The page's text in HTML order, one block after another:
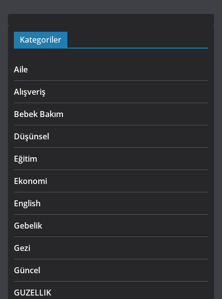
Kategoriler
Aile
Alışveriş
Bebek Bakım
Düşünsel
Eğitim
Ekonomi
English
Gebelik
Gezi
Güncel
GUZELLIK